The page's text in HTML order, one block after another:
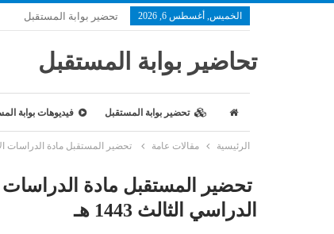
الخميس, أغسطس 6, 2026 تحضير بوابة المستقبل
تحاضير بوابة المستقبل
تحضير بوابة المستقبل فيديوهات بوابة
الرئيسية مقالات عامة تحضير المستقبل مادة الدراسات
تحضير المستقبل مادة
الدراسي الثالث 1443 هـ